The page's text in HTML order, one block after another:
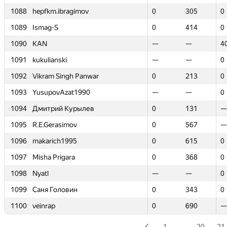
1088
hepfkm.ibragimov 0 305
0
1089
Ismag-S 0 414
0
1090
KAN — —
1091
kukulianski — —
0
1092
Vikram Singh Panwar 0 213
0
1093
YusupovAzat1990 — —
0
1094
Дмитрий Курылев 0 131
—
1095
R.E.Gerasimov 0 567
—
1096
makarich1995 0 615
0
1097
Misha Prigara 0 368
0
1098
Nyatl — —
0
1099
Саня Головин 0 343
0
1100
veinrap 0 690 —
1088
hepfkm.ibragimov 0 305
0
1089
Ismag-S 0 414
0
1090
KAN — —
1091
kukulianski — —
0
1092
Vikram Singh Panwar 0 213
0
1093
YusupovAzat1990 — —
0
1094
Дмитрий Курылев 0 131
—
1095
R.E.Gerasimov 0 567
—
1096
makarich1995 0 615
0
1097
Misha Prigara 0 368
0
1098
Nyatl — —
0
1099
Саня Головин 0 343
0
1100
veinrap 0 690 —